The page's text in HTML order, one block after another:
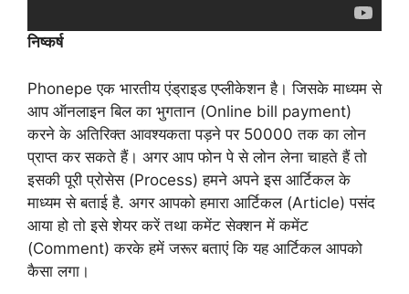
निष्कर्ष
Phonepe एक भारतीय एंड्राइड एप्लीकेशन है। जिसके माध्यम से
आप ऑनलाइन बिल का भुगतान (Online bill payment)
करने के अतिरिक्त आवश्यकता पड़ने पर 50000 तक का लोन
प्राप्त कर सकते हैं। अगर आप फोन पे से लोन लेना चाहते हैं तो
इसकी पूरी प्रोसेस (Process) हमने अपने इस आर्टिकल के
माध्यम से बताई है. अगर आपको हमारा आर्टिकल (Article) पसंद
आया हो तो इसे शेयर करें तथा कमेंट सेक्शन में कमेंट
(Comment) करके हमें जरूर बताएं कि यह आर्टिकल आपको
कैसा लगा।